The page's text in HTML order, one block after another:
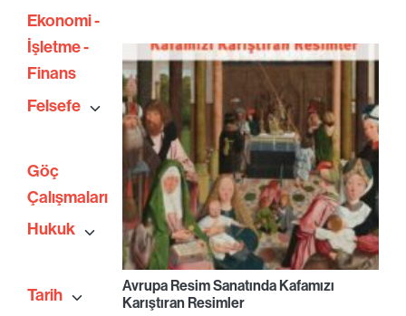
Ekonomi -
İşletme -
Finans
Felsefe
Göç
Çalışmaları
Hukuk
Tarih
Avrupa Resim Sanatında Kafamızı
Karıştıran Resimler